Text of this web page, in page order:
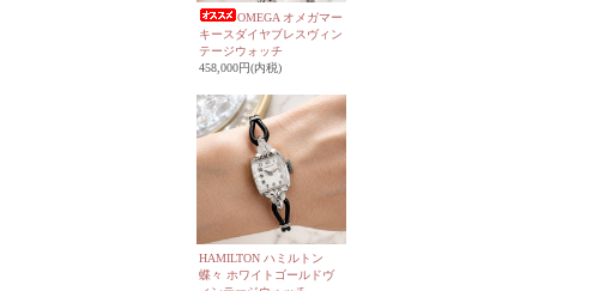
OMEGA オメガマー
キースダイヤブレスヴィン
テージウォッチ
458,000円(内税)
HAMILTON ハミルトン
蝶々 ホワイトゴールドヴ